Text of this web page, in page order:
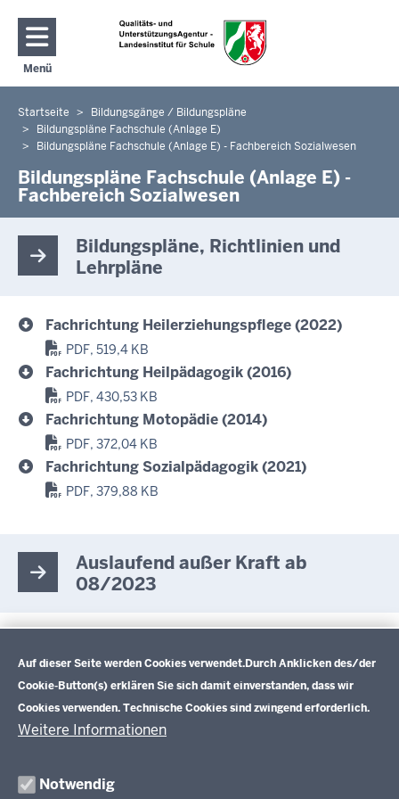
Auf dieser Seite werden Cookies verwendet.Durch Anklicken des/der
Cookie-Button(s) erklären Sie sich damit einverstanden, dass wir
Cookies verwenden. Technische Cookies sind zwingend erforderlich.
Weitere Informationen
Notwendig
Direkt zum Inhalt
Menü
Navigation aktivieren/deaktivieren: Hauptmenü
Sie
befinden
hier
Startseite
Bildungsgänge / Bildungspläne
Bildungspläne Fachschule (Anlage E)
Bildungspläne Fachschule (Anlage E) - Fachbereich Sozialwesen
Bildungspläne Fachschule (Anlage E) -
Fachbereich Sozialwesen
Bildungspläne, Richtlinien und
Lehrpläne
Fachrichtung Heilerziehungspflege (2022)
PDF, 519,4 KB
Fachrichtung Heilpädagogik (2016)
PDF, 430,53 KB
Fachrichtung Motopädie (2014)
PDF, 372,04 KB
Fachrichtung Sozialpädagogik (2021)
PDF, 379,88 KB
Auslaufend außer Kraft ab
08/2023
PDF, 646 KB
Im Überblick